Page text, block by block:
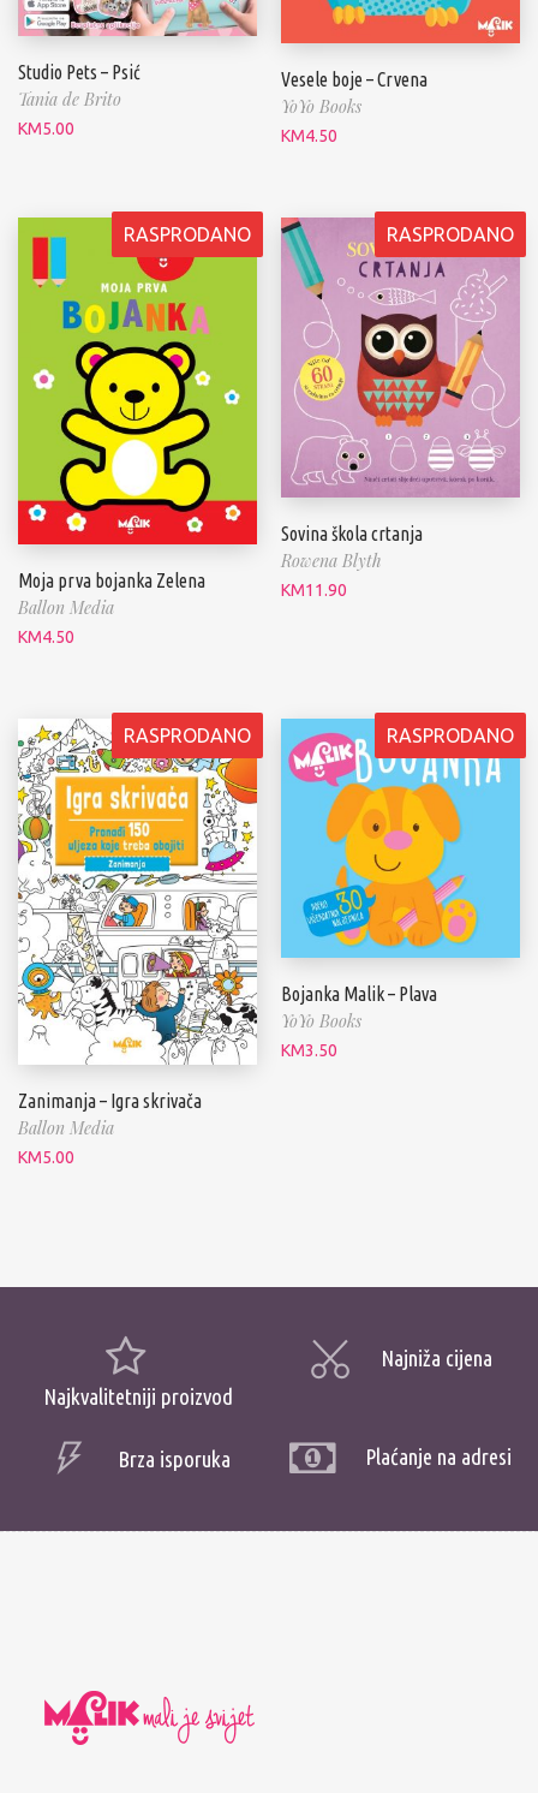
Studio Pets – Psić
Tania de Brito
KM5.00
Vesele boje – Crvena
YoYo Books
KM4.50
RASPRODANO
Moja prva bojanka Zelena
Ballon Media
KM4.50
RASPRODANO
Sovina škola crtanja
Rowena Blyth
KM11.90
RASPRODANO
Zanimanja – Igra skrivača
Ballon Media
KM5.00
RASPRODANO
Bojanka Malik – Plava
YoYo Books
KM3.50
Najkvalitetniji proizvod
Najniža cijena
Brza isporuka Plaćanje na adresi